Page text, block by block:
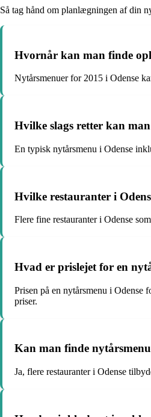
Så tag hånd om planlægningen af din
Hvornår kan man finde
Nytårsmenuer for 2015 i Odense
Hvilke slags retter kan
En typisk nytårsmenu i Odense
Hvilke restauranter i
Flere fine restauranter i Odense
Hvad er prislejet for en
Prisen på en nytårsmenu i Odense
priser.
Kan man finde
Ja, flere restauranter i Odense